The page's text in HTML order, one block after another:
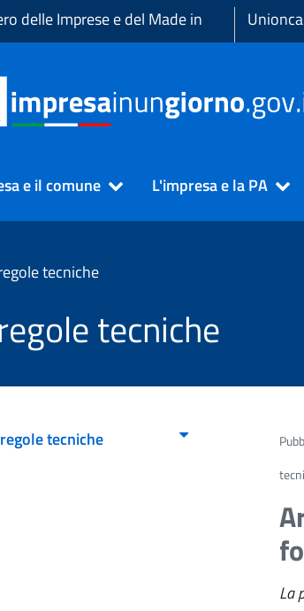
delle Imprese e del Made in
e il comune L'impresa e la PA
tecniche
tecniche
tecniche
La